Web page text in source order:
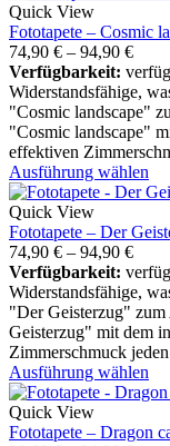
Quick View
Fototapete – Cosmic
74,90 € – 94,90 €
Verfügbarkeit:
Widerstandsfähige,
"Cosmic landscape"
"Cosmic landscape"
effektiven
Ausführung wählen
Quick View
Fototapete – Der
74,90 € – 94,90 €
Verfügbarkeit:
Widerstandsfähige,
"Der Geisterzug"
Geisterzug" mit dem
Zimmerschmuck
Ausführung wählen
Quick View
Fototapete – Dragon